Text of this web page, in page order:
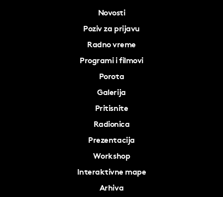
Novosti
Poziv za prijavu
Radno vreme
Programi i filmovi
Porota
Galerija
Pritisnite
Radionica
Prezentacija
Workshop
Interaktivne mape
Arhiva